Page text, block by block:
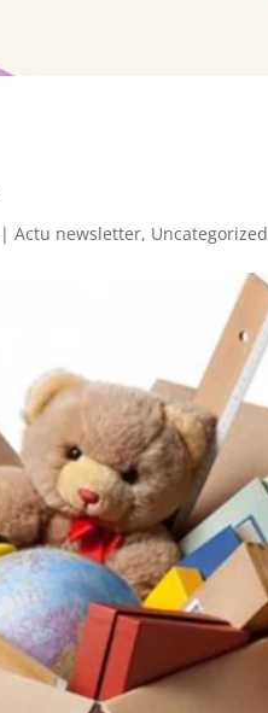
|Actu newsletter, Uncategorized